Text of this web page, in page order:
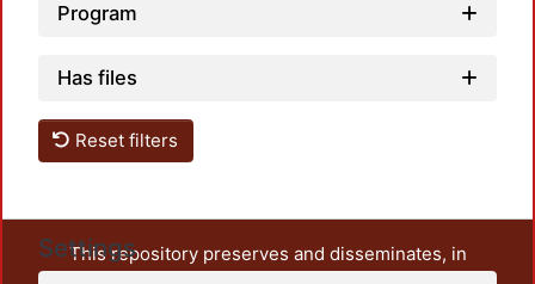
Program
Has files
Reset filters
Settings
This repository preserves and disseminates, in